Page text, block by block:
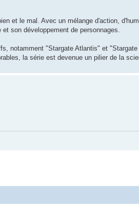
et le mal. Avec un mélange d'action,
son développement de personnages.
notamment "Stargate Atlantis" et
la série est devenue un pilier de la